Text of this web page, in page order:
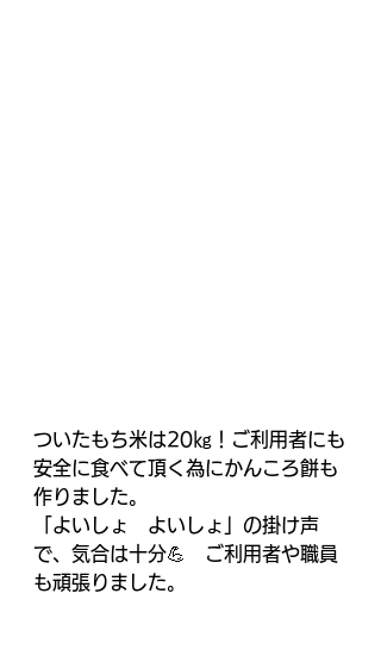
ついたもち米は20㎏！ご利用者にも
安全に食べて頂く為にかんころ餅も
作りました。
「よいしょ　よいしょ」の掛け声
で、気合は十分💪　ご利用者や職員
も頑張りました。